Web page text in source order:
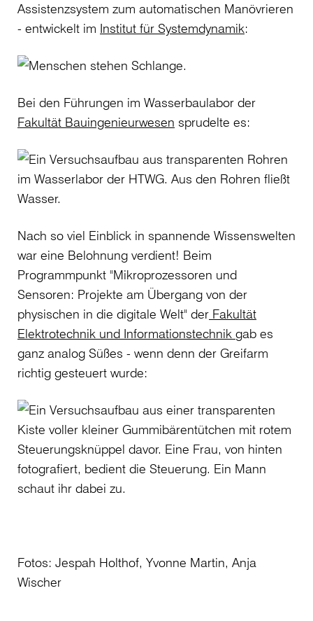
Assistenzsystem zum automatischen Manövrieren
- entwickelt im Institut für Systemdynamik:
Bei den Führungen im Wasserbaulabor der
Fakultät Bauingenieurwesen sprudelte es:
Nach so viel Einblick in spannende Wissenswelten
war eine Belohnung verdient! Beim
Programmpunkt "Mikroprozessoren und
Sensoren: Projekte am Übergang von der
physischen in die digitale Welt" der Fakultät
Elektrotechnik und Informationstechnik gab es
ganz analog Süßes - wenn denn der Greifarm
richtig gesteuert wurde:
Fotos: Jespah Holthof, Yvonne Martin, Anja
Wischer